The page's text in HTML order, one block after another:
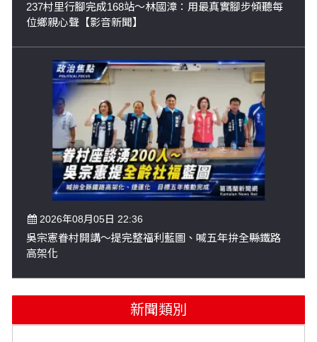
237村里行腳完成168站～林國漳：用最真實腳步傾聽每
位鄉親心聲【影音新聞】
2026年08月05日 22:36
吳宗憲眷村開講～提完整福利藍圖、喊五年拚全縣鐵路
高架化
新聞類別